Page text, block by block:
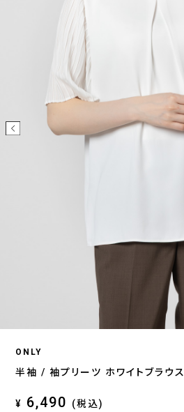
ONLY
半袖 / 袖プリーツ ホワイトブラウス
¥ 6,490 (税込)